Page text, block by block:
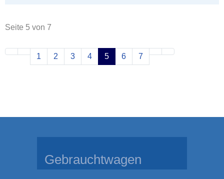
Seite 5 von 7
1 2 3 4 5 6 7
Gebrauchtwagen